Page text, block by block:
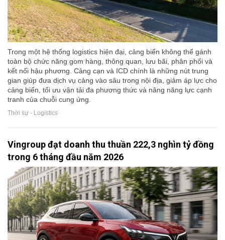
Trong một hệ thống logistics hiện đại, cảng biển không thể gánh
toàn bộ chức năng gom hàng, thông quan, lưu bãi, phân phối và
kết nối hậu phương. Cảng cạn và ICD chính là những nút trung
gian giúp đưa dịch vụ cảng vào sâu trong nội địa, giảm áp lực cho
cảng biển, tối ưu vận tải đa phương thức và nâng năng lực cạnh
tranh của chuỗi cung ứng.
Thời sự - Logistics
Vingroup đạt doanh thu thuần 222,3 nghìn tỷ đồng
trong 6 tháng đầu năm 2026